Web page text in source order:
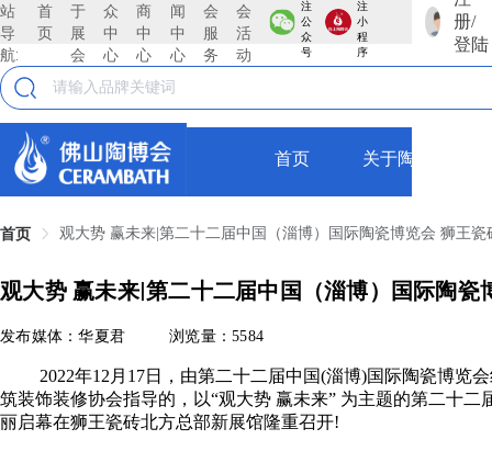
站
导
航:
首
页
于
展
会
众
中
心
商
中
心
闻
中
心
会
服
务
会
活
动
注
公
众
号
注
小
程
序
册/
登陆
首页 关于陶博会
首页 观大势 赢未来|第二十二届中国（淄博）国际陶瓷博览会 狮王
观大势 赢未来|第二十二届中国（淄博）国际陶
发布媒体：华夏君 浏览量：5584
2022年12月17日，由第二十二届中国(淄博)国际陶瓷博览
筑装饰装修协会指导的，以“观大势 赢未来” 为主题的第二十
丽启幕在狮王瓷砖北方总部新展馆隆重召开!